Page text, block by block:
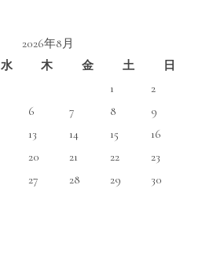
2026年8月
水 木 金 土
日
1
2
6 7 8
9
13 14 15
16
20 21 22
23
27 28 29
30